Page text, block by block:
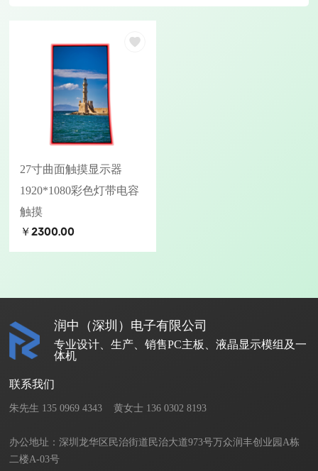
27寸曲面触摸显示器
1920*1080彩色灯带电容
触摸
￥2300.00
润中（深圳）电子有限公司
专业设计、生产、销售PC主板、液晶显示模组及一
体机
联系我们
朱先生 135 0969 4343    黄女士 136 0302 8193
办公地址：深圳龙华区民治街道民治大道973号万众润丰创业园A栋
二楼A-03号